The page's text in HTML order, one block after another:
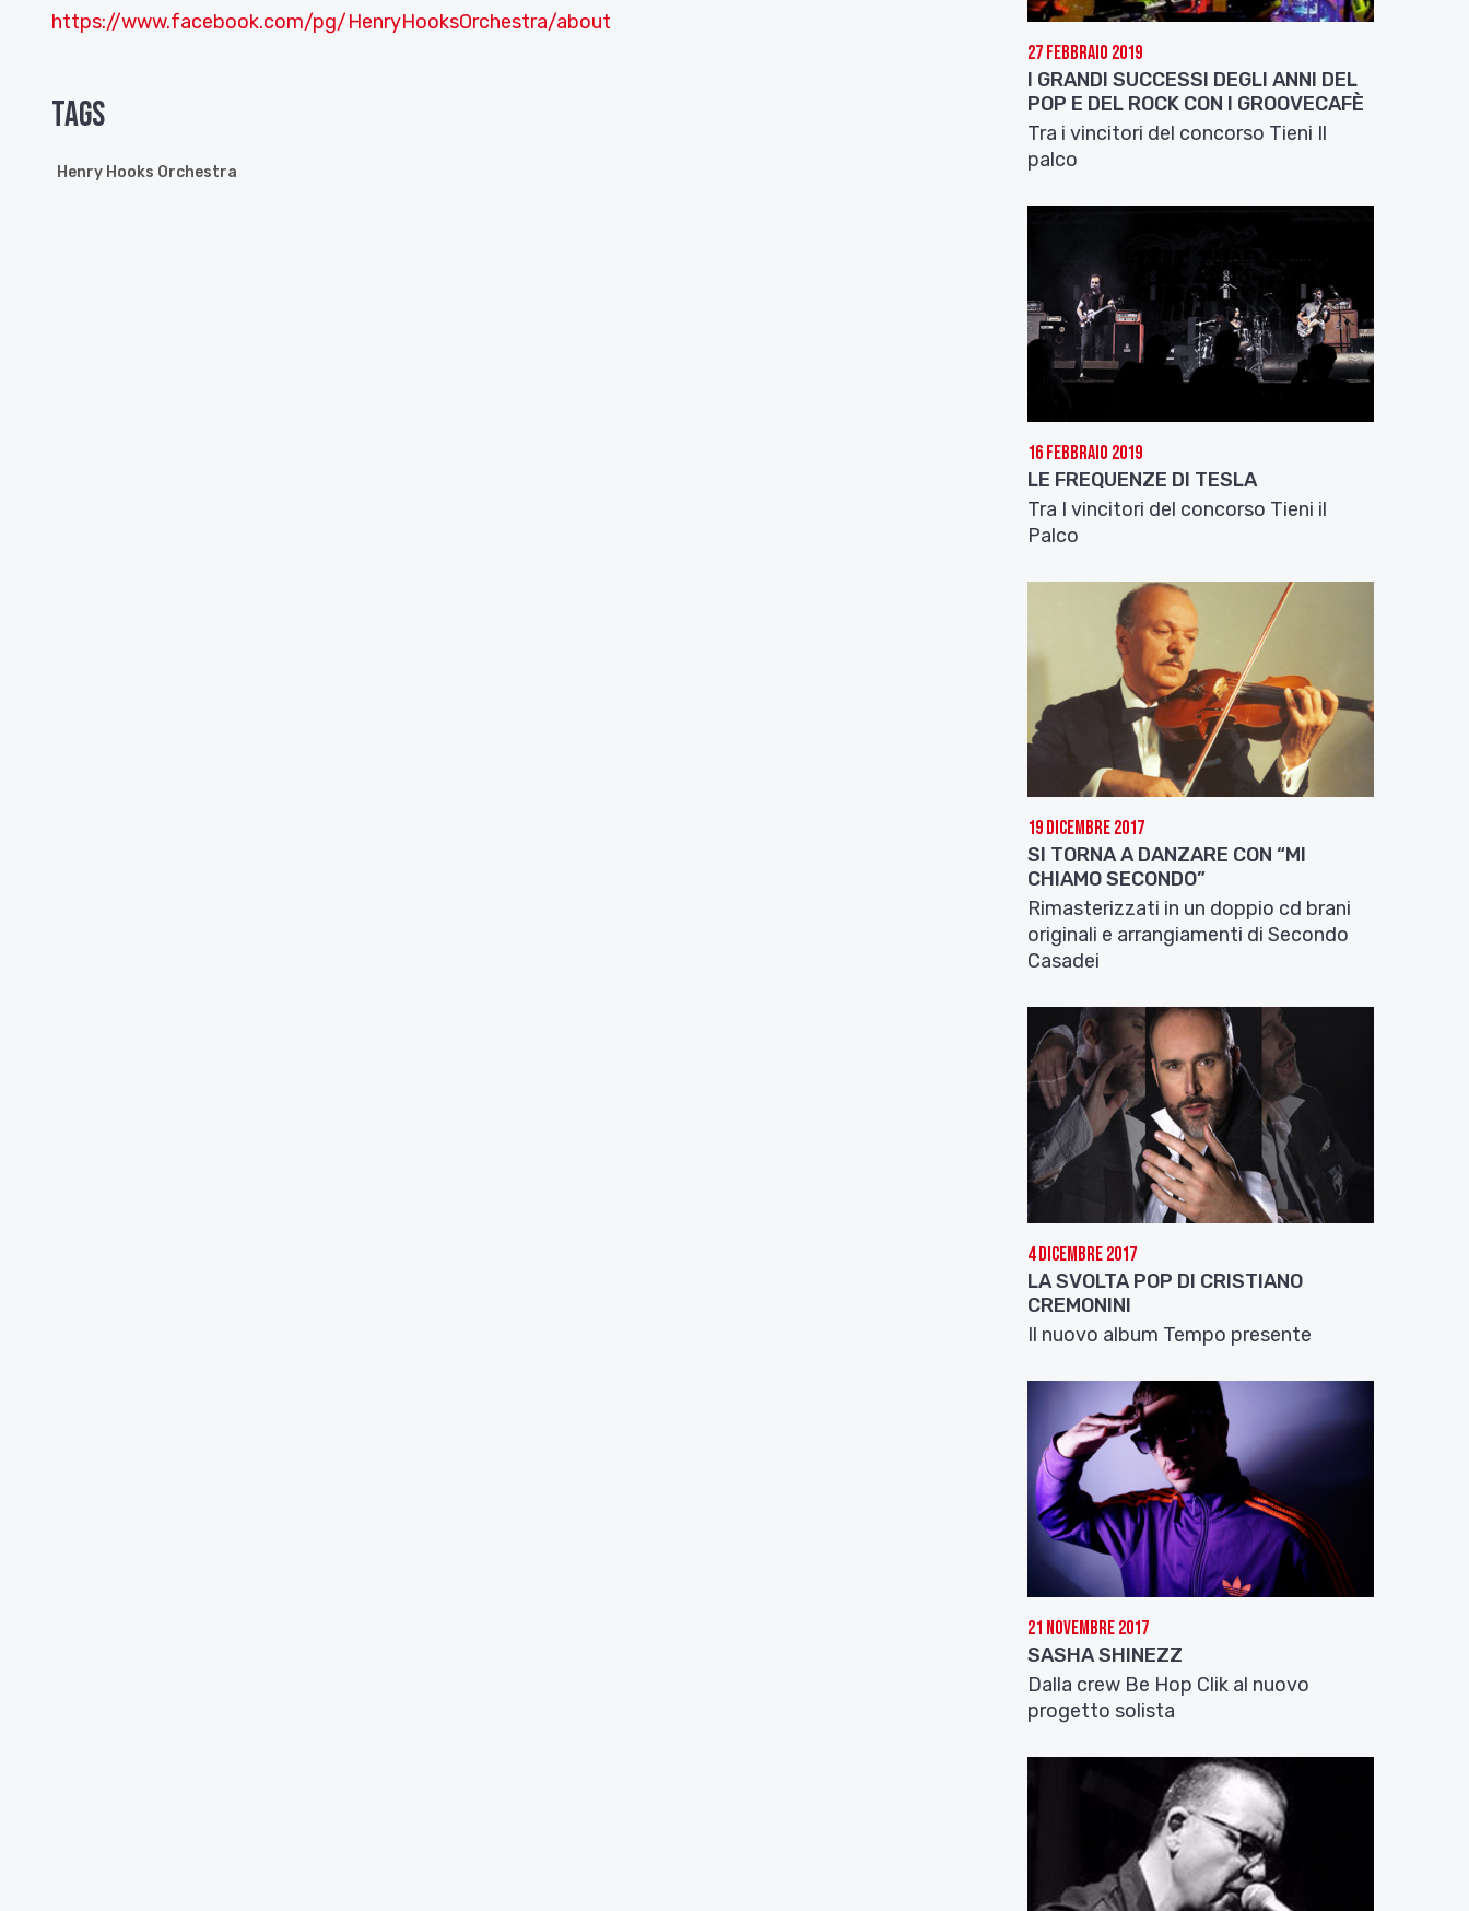
https://www.facebook.com/pg/HenryHooksOrchestra/about
Tags
Henry Hooks Orchestra
27 Febbraio 2019
I GRANDI SUCCESSI DEGLI ANNI DEL
POP E DEL ROCK CON I GROOVECAFÈ
Tra i vincitori del concorso Tieni Il
palco
16 Febbraio 2019
LE FREQUENZE DI TESLA
Tra I vincitori del concorso Tieni il
Palco
19 Dicembre 2017
SI TORNA A DANZARE CON “MI
CHIAMO SECONDO”
Rimasterizzati in un doppio cd brani
originali e arrangiamenti di Secondo
Casadei
4 Dicembre 2017
LA SVOLTA POP DI CRISTIANO
CREMONINI
Il nuovo album Tempo presente
21 Novembre 2017
SASHA SHINEZZ
Dalla crew Be Hop Clik al nuovo
progetto solista